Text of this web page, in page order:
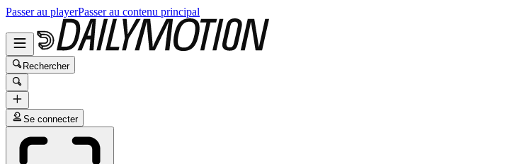
Passer au playerPasser au contenu principal
Rechercher
Se connecter